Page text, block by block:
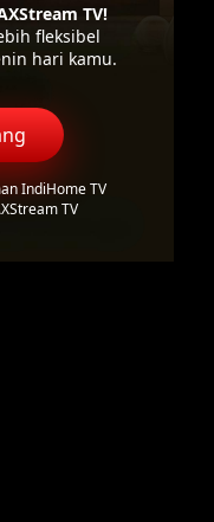
TV!
fleksibel
hari kamu.
IndiHome TV
TV